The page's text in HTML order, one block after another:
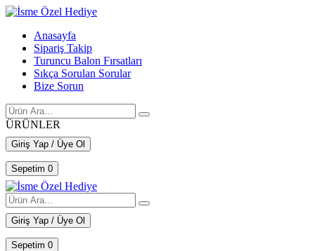
Anasayfa
Sipariş Takip
Turuncu Balon Fırsatları
Sıkça Sorulan Sorular
Bize Sorun
ÜRÜNLER
Giriş Yap / Üye Ol
Sepetim 0
Giriş Yap / Üye Ol
Sepetim 0